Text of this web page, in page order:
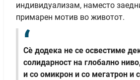
индивидуализам, наместо
примарен мотив во животот.
Сè додека не се освестиме
солидарност на глобално
и со омикрон и со мегатрон и